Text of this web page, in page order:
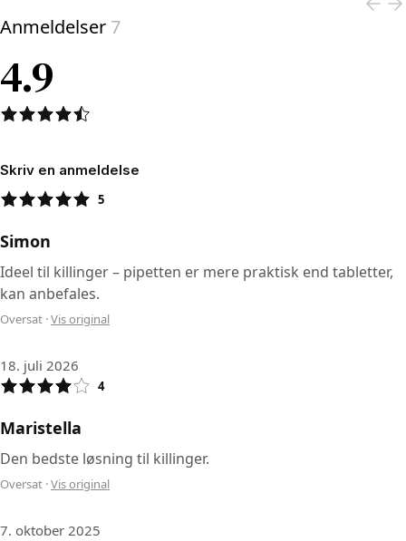
Anmeldelser 7
4.9
Skriv en anmeldelse
5
Simon
Ideel til killinger – pipetten er mere praktisk end tabletter,
kan anbefales.
Oversat ·Vis original
18. juli 2026
4
Maristella
Den bedste løsning til killinger.
Oversat ·Vis original
7. oktober 2025